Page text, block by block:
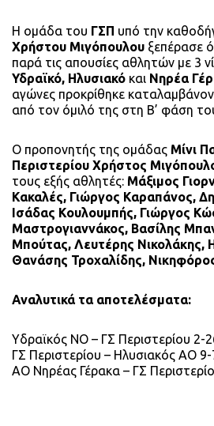
Η ομάδα του ΓΣΠ υπό την
Χρήστου Μιγόπουλου ξεπέρασε
παρά τις απουσίες αθλητών με 3
Υδραϊκό, Ηλυσιακό και Νηρέα
αγώνες προκρίθηκε
από τον όμιλό της στη Β’ φάση
Ο προπονητής της ομάδας Μίνι
Περιστερίου Χρήστος
τους εξής αθλητές: Μάξιμος
Κακαλές, Γιώργος Καραπάνος,
Ισάδας Κουλουμπής, Γιώργος
Μαστρογιαννάκος, Βασίλης
Μπούτας, Λευτέρης Νικολάκης,
Θανάσης Τροχαλίδης,
Αναλυτικά τα αποτελέσματα:
Υδραϊκός ΝΟ – ΓΣ Περιστερίου 2-
ΓΣ Περιστερίου – Ηλυσιακός ΑΟ 9-
ΑΟ Νηρέας Γέρακα – ΓΣ